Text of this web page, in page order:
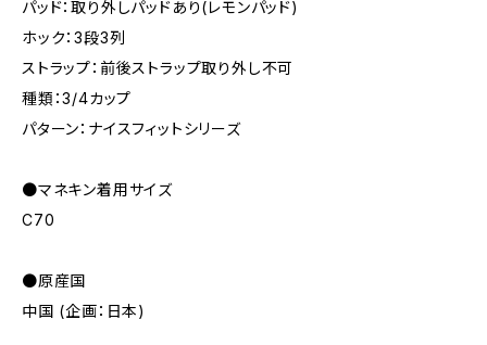
パッド：取り外しパッドあり(レモンパッド)
ホック：3段3列
ストラップ：前後ストラップ取り外し不可
種類：3/4カップ
パターン：ナイスフィットシリーズ
●マネキン着用サイズ
C70
●原産国
中国 (企画：日本)